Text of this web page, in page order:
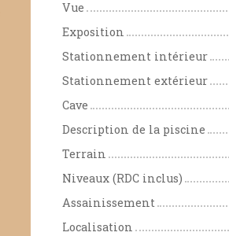
Vue
Exposition
Stationnement intérieur
Stationnement extérieur
Cave
Description de la piscine
Terrain
Niveaux (RDC inclus)
Assainissement
Localisation